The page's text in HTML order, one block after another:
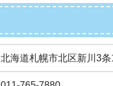
北海道札幌市北区新川3条